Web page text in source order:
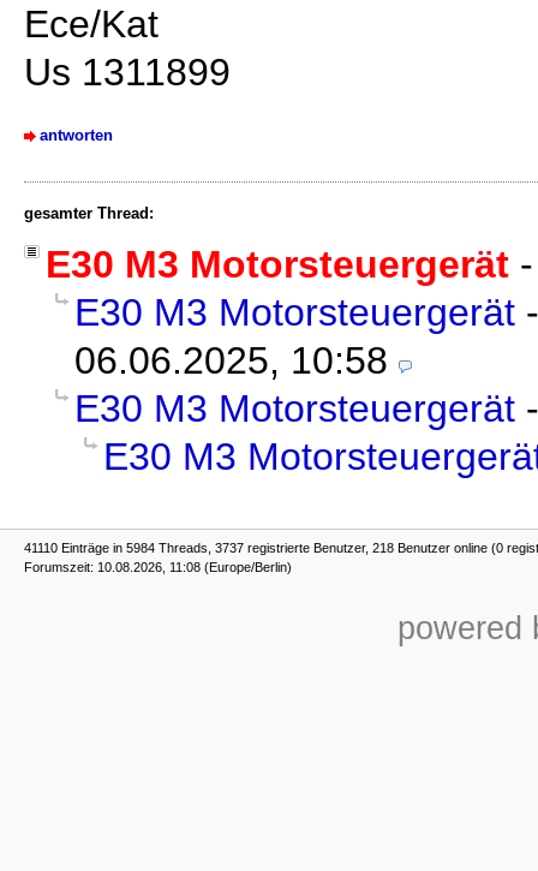
Ece/Kat
Us 1311899
antworten
gesamter Thread:
E30 M3 Motorsteuergerät
E30 M3 Motorsteuergerät
06.06.2025, 10:58
E30 M3 Motorsteuergerät
E30 M3
41110 Einträge in 5984 Threads, 3737 registrierte Benutzer, 218 Benutzer online (0
Forumszeit: 10.08.2026, 11:08 (Europe/Berlin)
powered